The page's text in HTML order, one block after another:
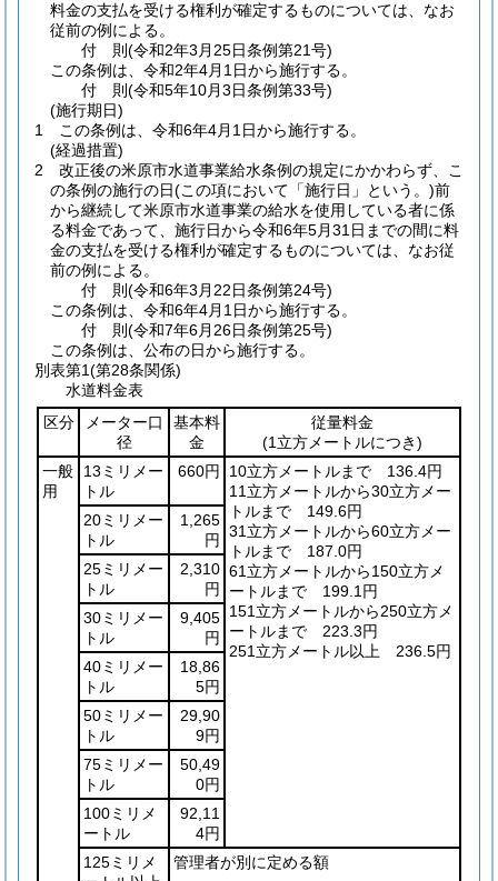
料金の支払を受ける権利が確定するものについては、なお
従前の例による。
付 則(令和2年3月25日条例第21号)
この条例は、令和2年4月1日から施行する。
付 則(令和5年10月3日条例第33号)
(施行期日)
1
この条例は、令和6年4月1日から施行する。
(経過措置)
2
改正後の米原市水道事業給水条例の規定にかかわらず、こ
の条例の施行の日(この項において「施行日」という。)前
から継続して米原市水道事業の給水を使用している者に係
る料金であって、施行日から令和6年5月31日までの間に料
金の支払を受ける権利が確定するものについては、なお従
前の例による。
付 則(令和6年3月22日条例第24号)
この条例は、令和6年4月1日から施行する。
付 則(令和7年6月26日条例第25号)
この条例は、公布の日から施行する。
別表第1(第28条関係)
水道料金表
区分
メーター口
径
基本料
金
従量料金
(1立方メートルにつき)
一般
用
13ミリメー
トル
660円
10立方メートルまで 136.4円
11立方メートルから30立方メー
トルまで 149.6円
31立方メートルから60立方メー
トルまで 187.0円
61立方メートルから150立方メ
ートルまで 199.1円
151立方メートルから250立方メ
ートルまで 223.3円
251立方メートル以上 236.5円
20ミリメー
トル
1,265
円
25ミリメー
トル
2,310
円
30ミリメー
トル
9,405
円
40ミリメー
トル
18,86
5円
50ミリメー
トル
29,90
9円
75ミリメー
トル
50,49
0円
100ミリメ
ートル
92,11
4円
125ミリメ
管理者が別に定める額